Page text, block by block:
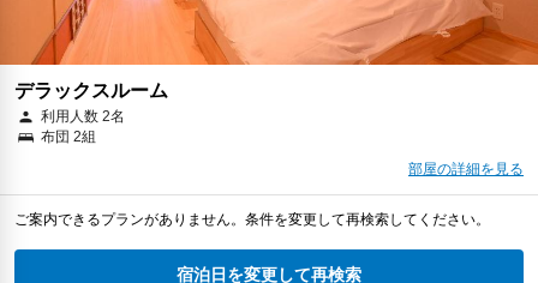
デラックスルーム
利用人数 2名
布団 2組
部屋の詳細を見る
ご案内できるプランがありません。条件を変更して再検索してください。
宿泊日を変更して再検索